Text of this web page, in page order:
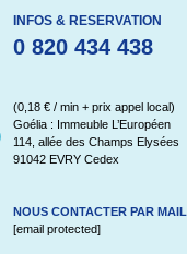
INFOS & RESERVATION
0 820 434 438
(0,18 € / min + prix appel local)
Goélia : Immeuble L’Européen
114, allée des Champs Elysées
91042 EVRY Cedex
NOUS CONTACTER PAR MAIL
[email protected]